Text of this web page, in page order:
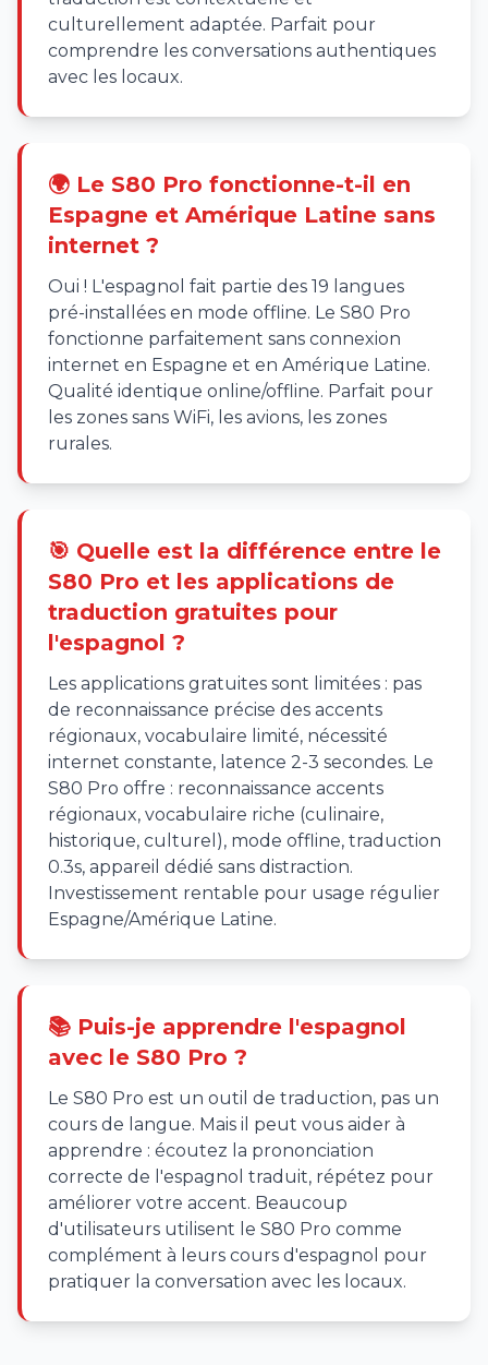
culturellement adaptée. Parfait pour
comprendre les conversations authentiques
avec les locaux.
🌍 Le S80 Pro fonctionne-t-il en
Espagne et Amérique Latine sans
internet ?
Oui ! L'espagnol fait partie des 19 langues
pré-installées en mode offline. Le S80 Pro
fonctionne parfaitement sans connexion
internet en Espagne et en Amérique Latine.
Qualité identique online/offline. Parfait pour
les zones sans WiFi, les avions, les zones
rurales.
🎯 Quelle est la différence entre le
S80 Pro et les applications de
traduction gratuites pour
l'espagnol ?
Les applications gratuites sont limitées : pas
de reconnaissance précise des accents
régionaux, vocabulaire limité, nécessité
internet constante, latence 2-3 secondes. Le
S80 Pro offre : reconnaissance accents
régionaux, vocabulaire riche (culinaire,
historique, culturel), mode offline, traduction
0.3s, appareil dédié sans distraction.
Investissement rentable pour usage régulier
Espagne/Amérique Latine.
📚 Puis-je apprendre l'espagnol
avec le S80 Pro ?
Le S80 Pro est un outil de traduction, pas un
cours de langue. Mais il peut vous aider à
apprendre : écoutez la prononciation
correcte de l'espagnol traduit, répétez pour
améliorer votre accent. Beaucoup
d'utilisateurs utilisent le S80 Pro comme
complément à leurs cours d'espagnol pour
pratiquer la conversation avec les locaux.